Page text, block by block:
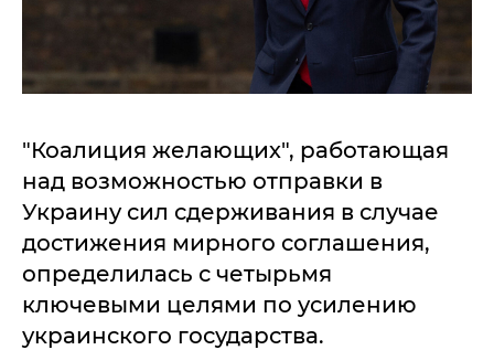
"Коалиция желающих", работающая
над возможностью отправки в
Украину сил сдерживания в случае
достижения мирного соглашения,
определилась с четырьмя
ключевыми целями по усилению
украинского государства.